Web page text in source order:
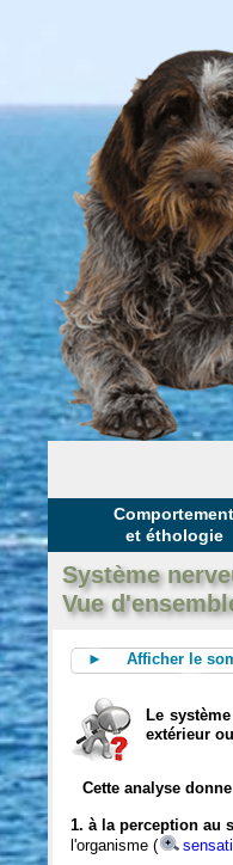
Comportement
et éthologie
Système
Vue
► Afficher le
Le
extérieur
Cette analyse
1. à la perception au
l'organisme (